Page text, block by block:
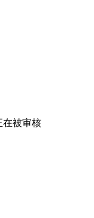
在被审核